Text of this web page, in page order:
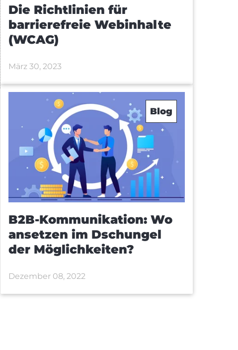
Die Richtlinien für
barrierefreie Webinhalte
(WCAG)
März 30, 2023
Blog
B2B-Kommunikation: Wo
ansetzen im Dschungel
der Möglichkeiten?
Dezember 08, 2022